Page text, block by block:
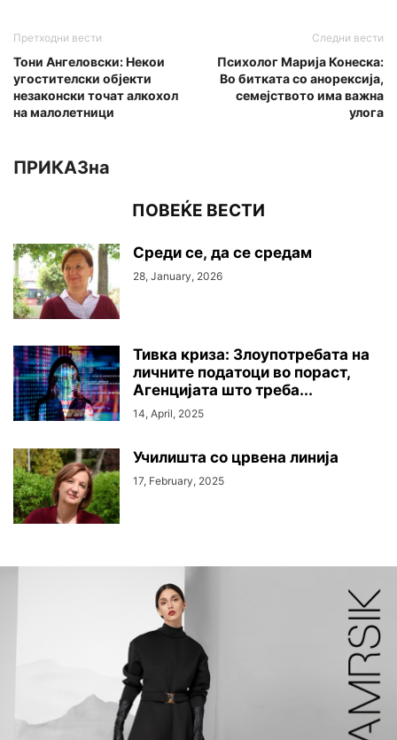
Претходни вести
Тони Ангеловски: Некои
угостителски објекти
незаконски точат алкохол
на малолетници
Следни вести
Психолог Марија Конеска:
Во битката со анорексија,
семејството има важна
улога
ПРИКАЗна
ПОВЕЌЕ ВЕСТИ
Среди се, да се средам
28, January, 2026
Тивка криза: Злоупотребата на
личните податоци во пораст,
Агенцијата што треба...
14, April, 2025
Училишта со црвена линија
17, February, 2025